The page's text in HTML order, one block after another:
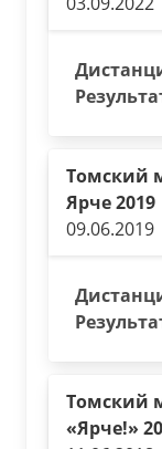
Томский
Ярче 2019
09.06.2019
Томский
«Ярче!»